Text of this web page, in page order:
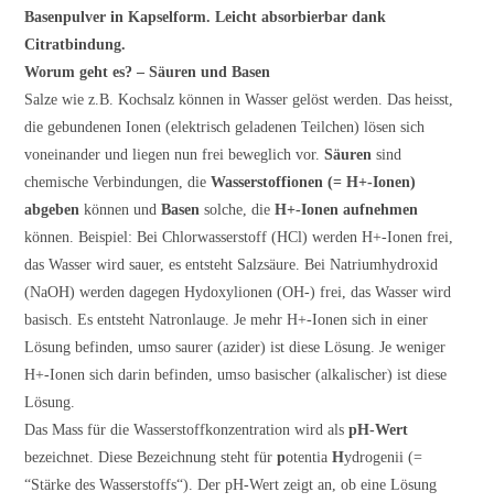
Basenpulver in Kapselform. Leicht absorbierbar dank
Citratbindung.
Worum geht es? – Säuren und Basen
Salze wie z.B. Kochsalz können in Wasser gelöst werden. Das heisst,
die gebundenen Ionen (elektrisch geladenen Teilchen) lösen sich
voneinander und liegen nun frei beweglich vor.Säuren sind
chemische Verbindungen, dieWasserstoffionen (= H+-Ionen)
abgeben können undBasen solche, dieH+-Ionen aufnehmen
können. Beispiel: Bei Chlorwasserstoff (HCl) werden H+-Ionen frei,
das Wasser wird sauer, es entsteht Salzsäure. Bei Natriumhydroxid
(NaOH) werden dagegen Hydoxylionen (OH-) frei, das Wasser wird
basisch. Es entsteht Natronlauge. Je mehr H+-Ionen sich in einer
Lösung befinden, umso saurer (azider) ist diese Lösung. Je weniger
H+-Ionen sich darin befinden, umso basischer (alkalischer) ist diese
Lösung.
Das Mass für die Wasserstoffkonzentration wird alspH-Wert
bezeichnet. Diese Bezeichnung steht fürpotentiaHydrogenii (=
“Stärke des Wasserstoffs“). Der pH-Wert zeigt an, ob eine Lösung